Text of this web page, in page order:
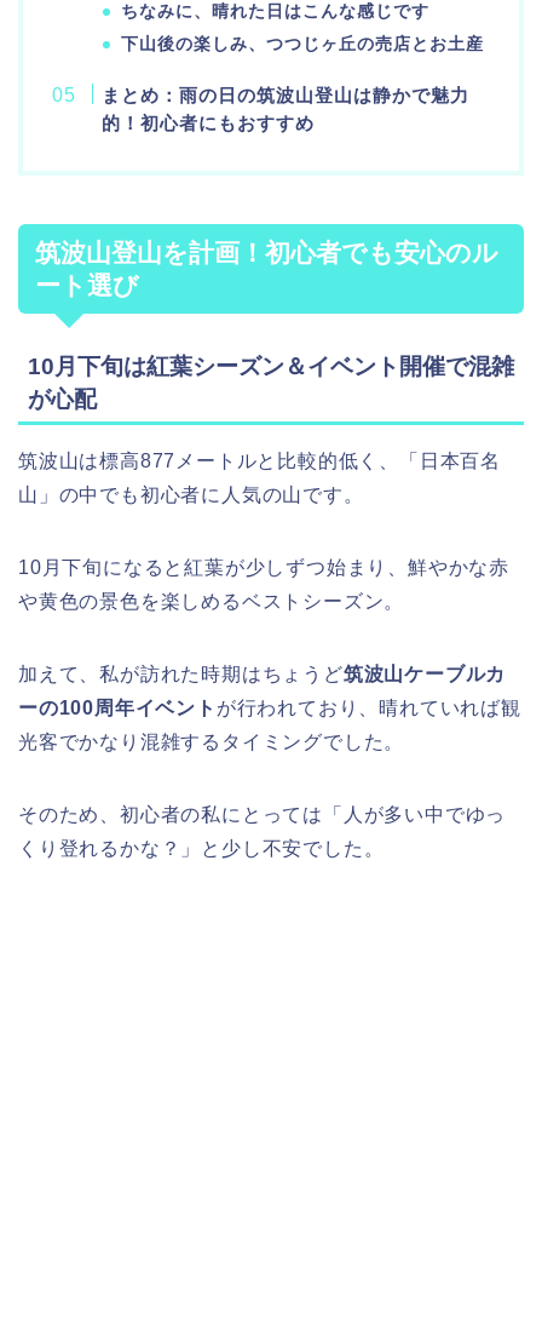
ちなみに、晴れた日はこんな感じです
下山後の楽しみ、つつじヶ丘の売店とお土産
まとめ：雨の日の筑波山登山は静かで魅力
的！初心者にもおすすめ
筑波山登山を計画！初心者でも安心のル
ート選び
10月下旬は紅葉シーズン＆イベント開催で混雑
が心配
筑波山は標高877メートルと比較的低く、「日本百名
山」の中でも初心者に人気の山です。
10月下旬になると紅葉が少しずつ始まり、鮮やかな赤
や黄色の景色を楽しめるベストシーズン。
加えて、私が訪れた時期はちょうど筑波山ケーブルカ
ーの100周年イベント が行われており、晴れていれば観
光客でかなり混雑するタイミングでした。
そのため、初心者の私にとっては「人が多い中でゆっ
くり登れるかな？」と少し不安でした。